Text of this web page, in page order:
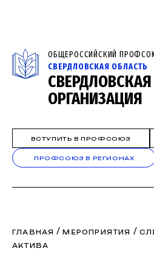
ОБЩЕРОССИЙСКИЙ
СВЕРДЛОВСКАЯ ОБЛАСТЬ
ОРГАНИЗАЦИЯ
ВСТУПИТЬ В ПРОФСОЮЗ
ПРОФСОЮЗ В РЕГИОНАХ
ГЛАВНАЯ /МЕРОПРИЯТИЯ /
АКТИВА